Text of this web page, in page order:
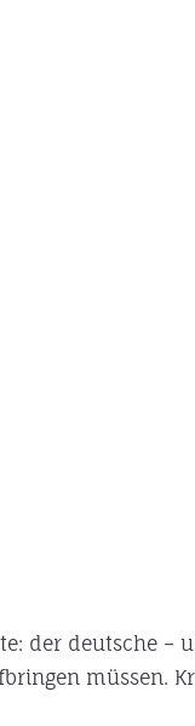
der deutsche –
müssen.